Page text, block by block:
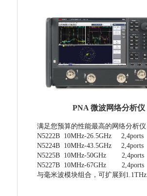
PNA 微波网络分析仪
满足您预算的性能最高的网络分析仪
N5222B 10MHz-26.5GHz 2,4ports
N5224B 10MHz-43.5GHz 2,4ports
N5225B 10MHz-50GHz 2,4ports
N5227B 10MHz-67GHz 2,4ports
与毫米波模块组合，可扩展到1.1THz